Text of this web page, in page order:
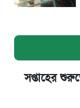
সপ্তাহের